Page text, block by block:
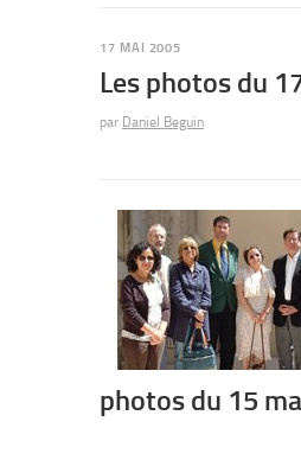
17 MAI 2005
Les photos du
par Daniel Beguin
photos du 15